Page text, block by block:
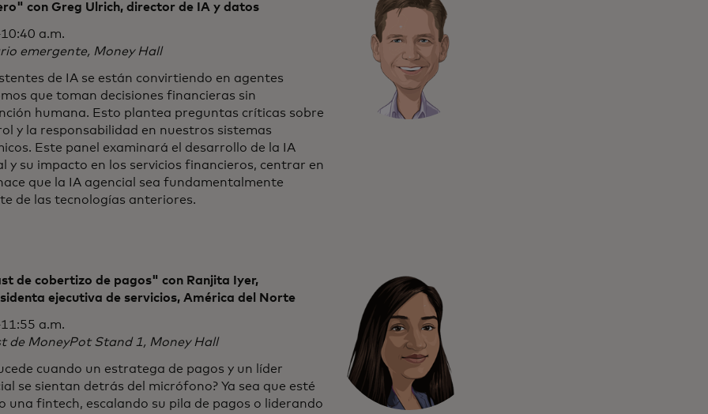
con Greg Ulrich, director de IA y datos
a.m.
emergente, Money Hall
de IA se están convirtiendo en agentes
que toman decisiones financieras sin
humana. Esto plantea preguntas críticas sobre
y la responsabilidad en nuestros sistemas
Este panel examinará el desarrollo de la IA
y su impacto en los servicios financieros, centrar en
que la IA agencial sea fundamentalmente
de las tecnologías anteriores.
de cobertizo de pagos" con Ranjita Iyer,
ejecutiva de servicios, América del Norte
a.m.
de MoneyPot Stand 1, Money Hall
cuando un estratega de pagos y un líder
se sientan detrás del micrófono? Ya sea que esté
una fintech, escalando su pila de pagos o liderando